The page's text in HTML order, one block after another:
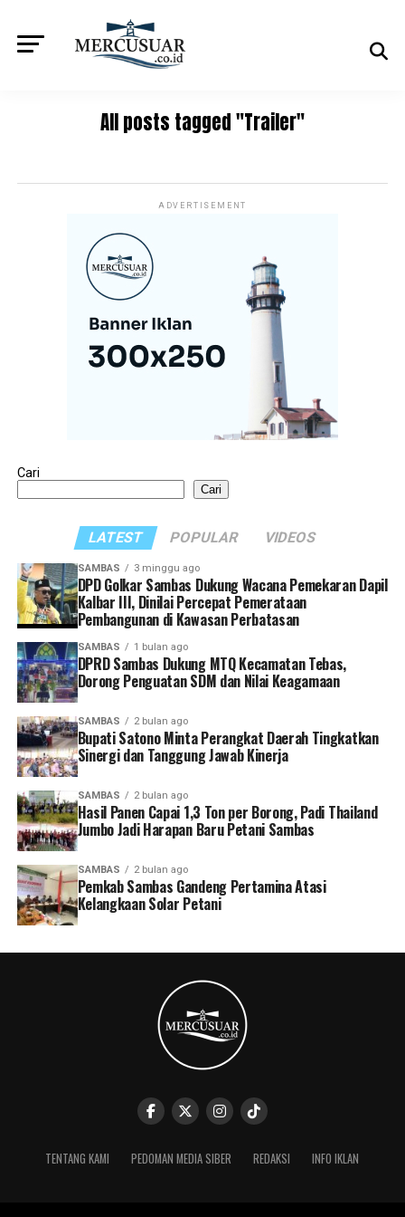
All posts tagged "Trailer"
ADVERTISEMENT
Cari
Cari
LATEST POPULAR VIDEOS
SAMBAS 3 minggu ago
DPD Golkar Sambas Dukung Wacana Pemekaran Dapil
Kalbar III, Dinilai Percepat Pemerataan
Pembangunan di Kawasan Perbatasan
SAMBAS 1 bulan ago
DPRD Sambas Dukung MTQ Kecamatan Tebas,
Dorong Penguatan SDM dan Nilai Keagamaan
SAMBAS 2 bulan ago
Bupati Satono Minta Perangkat Daerah Tingkatkan
Sinergi dan Tanggung Jawab Kinerja
SAMBAS 2 bulan ago
Hasil Panen Capai 1,3 Ton per Borong, Padi Thailand
Jumbo Jadi Harapan Baru Petani Sambas
SAMBAS 2 bulan ago
Pemkab Sambas Gandeng Pertamina Atasi
Kelangkaan Solar Petani
TENTANG KAMI PEDOMAN MEDIA SIBER REDAKSI INFO IKLAN